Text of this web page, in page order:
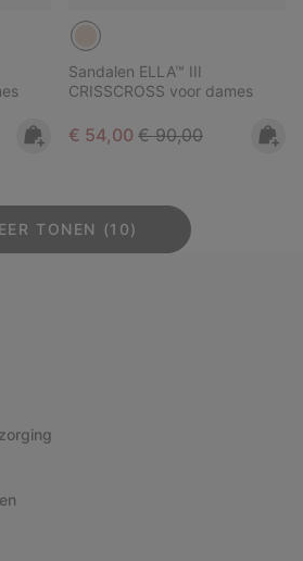
Sandalen ELLA™ III
CRISSCROSS voor dames
Sale price:
€ 54,00 Regular price:
€ 90,00
TONEN (10)